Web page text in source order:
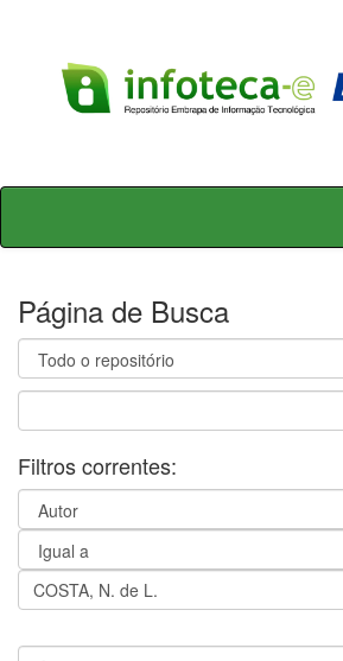
Skip
Página de Busca
Filtros correntes: